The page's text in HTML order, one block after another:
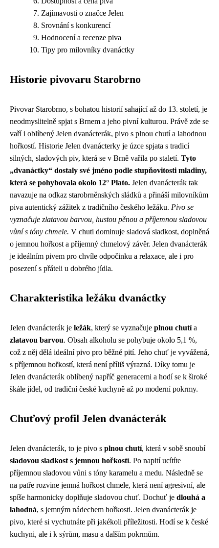
Zajímavosti o značce Jelen
Srovnání s konkurencí
Hodnocení a recenze piva
Tipy pro milovníky dvanáctky
Historie pivovaru Starobrno
Pivovar Starobrno, s bohatou historií sahající až do 13. století, je
neodmyslitelně spjat s Brnem a jeho pivní kulturou. Právě zde se
vaří i oblíbený Jelen dvanácterák, pivo s plnou chutí a lahodnou
hořkostí. Historie Jelen dvanácterky je úzce spjata s tradicí
silných, sladových piv, která se v Brně vařila po staletí. Tyto
„dvanáctky“ dostaly své jméno podle stupňovitosti mladiny,
která se pohybovala okolo 12° Plato. Jelen dvanácterák tak
navazuje na odkaz starobrněnských sládků a přináší milovníkům
piva autentický zážitek z tradičního českého ležáku. Pivo se
vyznačuje zlatavou barvou, hustou pěnou a příjemnou sladovou
vůní s tóny chmele. V chuti dominuje sladová sladkost, doplněná
o jemnou hořkost a příjemný chmelový závěr. Jelen dvanácterák
je ideálním pivem pro chvíle odpočinku a relaxace, ale i pro
posezení s přáteli u dobrého jídla.
Charakteristika ležáku dvanáctky
Jelen dvanácterák je ležák, který se vyznačuje plnou chutía
zlatavou barvou. Obsah alkoholu se pohybuje okolo 5,1 %,
což z něj dělá ideální pivo pro běžné pití. Jeho chuť je vyvážená,
s příjemnou hořkostí, která není příliš výrazná. Díky tomu je
Jelen dvanácterák oblíbený napříč generacemi a hodí se k široké
škále jídel, od tradiční české kuchyně až po moderní pokrmy.
Chuťový profil Jelen dvanácterák
Jelen dvanácterák, to je pivo s plnou chutí, která v sobě snoubí
sladovou sladkost s jemnou hořkostí. Po napití ucítíte
příjemnou sladovou vůni s tóny karamelu a medu. Následně se
na patře rozvine jemná hořkost chmele, která není agresivní, ale
spíše harmonicky doplňuje sladovou chuť. Dochuť je dlouhá a
lahodná, s jemným nádechem hořkosti. Jelen dvanácterák je
pivo, které si vychutnáte při jakékoli příležitosti. Hodí se k české
kuchyni, ale i k sýrům, masu a dalším pokrmům.